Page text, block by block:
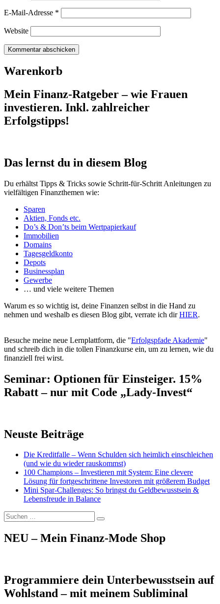
E-Mail-Adresse *
Website
Warenkorb
Mein Finanz-Ratgeber – wie Frauen
investieren. Inkl. zahlreicher
Erfolgstipps!
Das lernst du in diesem Blog
Du erhältst Tipps & Tricks sowie Schritt-für-Schritt Anleitungen zu
vielfältigen Finanzthemen wie:
Sparen
Aktien, Fonds etc.
Do’s & Don’ts beim Wertpapierkauf
Immobilien
Domains
Tagesgeldkonto
Depots
Businessplan
Gewerbe
… und viele weitere Themen
Warum es so wichtig ist, deine Finanzen selbst in die Hand zu
nehmen und weshalb es diesen Blog gibt, verrate ich dirHIER.
Besuche meine neue Lernplattform, die "Erfolgspfade Akademie"
und schreib dich in die tollen Finanzkurse ein, um zu lernen, wie du
finanziell frei wirst.
Seminar: Optionen für Einsteiger. 15%
Rabatt – nur mit Code „Lady-Invest“
Neuste Beiträge
Die Kreditfalle – Wenn Schulden sich heimlich einschleichen
(und wie du wieder rauskommst)
100 Champions – Investieren mit System: Eine clevere
Lösung für fortgeschrittene Investoren mit größerem Budget
Mini Spar-Challenges: So bringst du Geldbewusstsein &
Lebensfreude in Balance
Suchen
nach:
Suchen
NEU – Mein Finanz-Mode Shop
Programmiere dein Unterbewusstsein auf
Wohlstand – mit meinem Subliminal